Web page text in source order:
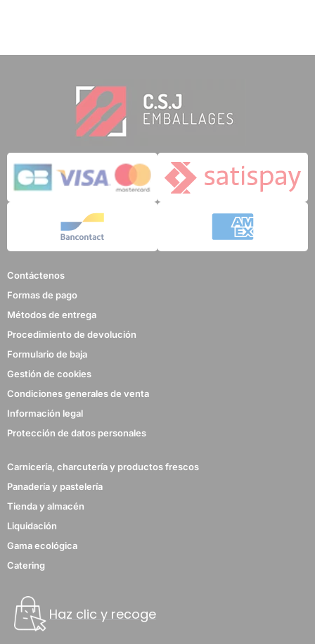
Contáctenos
Formas de pago
Métodos de entrega
Procedimiento de devolución
Formulario de baja
Gestión de cookies
Condiciones generales de venta
Información legal
Protección de datos personales
Carnicería, charcutería y productos frescos
Panadería y pastelería
Tienda y almacén
Liquidación
Gama ecológica
Catering
Haz clic y recoge